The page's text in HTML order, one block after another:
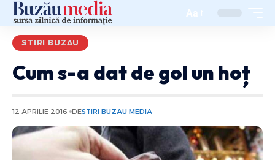
Aa
STIRI BUZAU
Cum s-a dat de gol un hoț
12 APRILIE 2016 DESTIRI BUZAU MEDIA